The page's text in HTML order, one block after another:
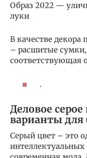
Образ 2022 —
луки
В качестве
– расшитые
соответствующая
.
Деловое
варианты для
Серый цвет – это
интеллектуальных